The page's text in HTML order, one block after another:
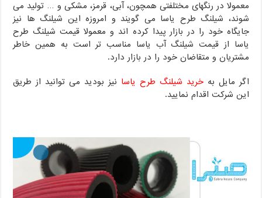
معمولا در رنگهای مختلفتی همچون، آبی، قرمز، مشکی و … تولید می
شوند، شیلنگ طرح یاسا می گویند و امروزه این شیلنگ ها نیز
جایگاه خود را در بازار پیدا کرده اند و معمولا قیمت شیلنگ طرح
یاسا از قیمت شیلنگ آب یاسا مناسب تر است به همین خاطر
مشتریان و متقاضان خود را در بازار دارد.
اگر مایل بهخرید شیلنگ طرح یاسا نیز بودید می توانید از طریق
این شرکت اقدام نمایید.